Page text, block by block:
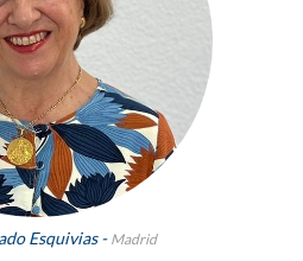
Esquivias -Madrid